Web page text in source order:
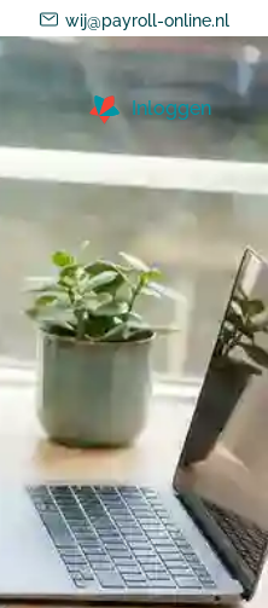
wij@payroll-online.nl
Inloggen